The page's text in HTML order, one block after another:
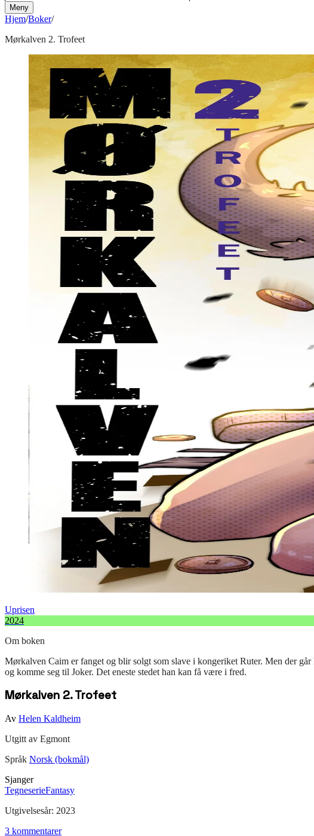
Meny
Hjem/Boker/
Mørkalven 2. Trofeet
Uprisen
2024
Om boken
Mørkalven Caim er fanget og blir solgt som slave i kongeriket Ruter. Men der
og komme seg til Joker. Det eneste stedet han kan få være i fred.
Mørkalven 2. Trofeet
Av Helen Kaldheim
Utgitt av Egmont
Språk Norsk (bokmål)
Sjanger
TegneserieFantasy
Utgivelsesår: 2023
3 kommentarer